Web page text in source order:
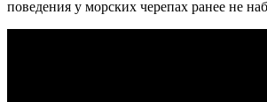
поведения у морских черепах ранее не